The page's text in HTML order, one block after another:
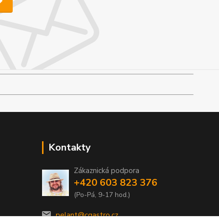
Kontakty
Zákaznická podpora
+420 603 823 376
(Po-Pá, 9-17 hod.)
pelant@cgastro.cz